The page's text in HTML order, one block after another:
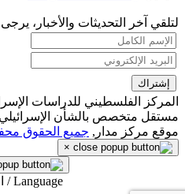
لتلقي آخر التحديثات والأخبار، يرجى
المركز الفلسطيني للدراسات
مستقل متخصص بالشأن
موقع مركز مدار, جميع الحقوق
×
Language / اختر اللغة